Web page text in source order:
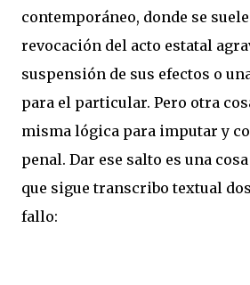
contemporáneo, donde se
revocación del acto estatal
suspensión de sus efectos o
para el particular. Pero otra
misma lógica para imputar y
penal. Dar ese salto es una
que sigue transcribo textual
fallo: